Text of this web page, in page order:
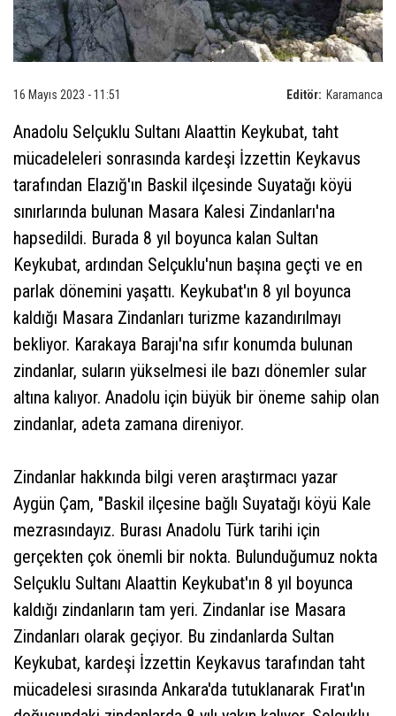
Editör: Karamanca
16 Mayıs 2023 - 11:51
Anadolu Selçuklu Sultanı Alaattin Keykubat, taht
mücadeleleri sonrasında kardeşi İzzettin Keykavus
tarafından Elazığ'ın Baskil ilçesinde Suyatağı köyü
sınırlarında bulunan Masara Kalesi Zindanları'na
hapsedildi. Burada 8 yıl boyunca kalan Sultan
Keykubat, ardından Selçuklu'nun başına geçti ve en
parlak dönemini yaşattı. Keykubat'ın 8 yıl boyunca
kaldığı Masara Zindanları turizme kazandırılmayı
bekliyor. Karakaya Barajı'na sıfır konumda bulunan
zindanlar, suların yükselmesi ile bazı dönemler sular
altına kalıyor. Anadolu için büyük bir öneme sahip olan
zindanlar, adeta zamana direniyor.
Zindanlar hakkında bilgi veren araştırmacı yazar
Aygün Çam, "Baskil ilçesine bağlı Suyatağı köyü Kale
mezrasındayız. Burası Anadolu Türk tarihi için
gerçekten çok önemli bir nokta. Bulunduğumuz nokta
Selçuklu Sultanı Alaattin Keykubat'ın 8 yıl boyunca
kaldığı zindanların tam yeri. Zindanlar ise Masara
Zindanları olarak geçiyor. Bu zindanlarda Sultan
Keykubat, kardeşi İzzettin Keykavus tarafından taht
mücadelesi sırasında Ankara'da tutuklanarak Fırat'ın